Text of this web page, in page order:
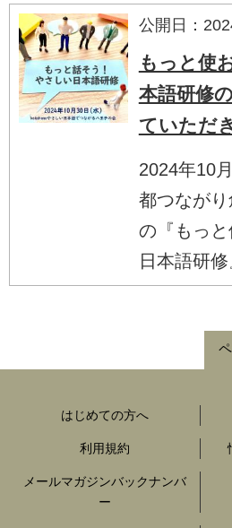
公開日：
もっと使
本語研修
ていただ
2024年10
都つなが
の『もっ
日本語研
はじめての方へ
利用規約
メールマガジンバックナンバ
ー